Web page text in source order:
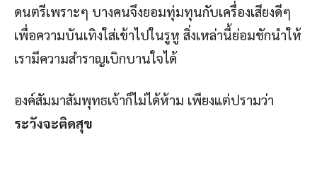
ดนตรีเพราะๆ บางคนจึงยอมทุ่มทุนกับเครื่องเสียงดีๆ
เพื่อความบันเทิงใส่เข้าไปในรูหู สิ่งเหล่านี้ย่อมชักนำให้
เรามีความสำราญเบิกบานใจได้
องค์สัมมาสัมพุทธเจ้าก็ไม่ได้ห้าม เพียงแต่ปรามว่า
ระวังจะติดสุข